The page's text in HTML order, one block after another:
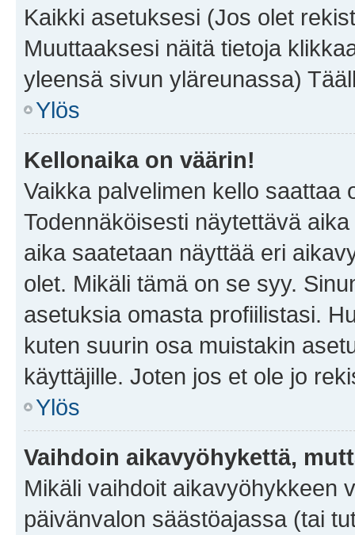
Kaikki asetuksesi (Jos olet
Muuttaaksesi näitä tietoja
yleensä sivun yläreunassa)
Ylös
Kellonaika on väärin!
Vaikka palvelimen kello saattaa
Todennäköisesti näytettävä
aika saatetaan näyttää eri
olet. Mikäli tämä on se syy.
asetuksia omasta profiilistasi.
kuten suurin osa muistakin
käyttäjille. Joten jos et ole jo
Ylös
Vaihdoin aikavyöhykettä,
Mikäli vaihdoit aikavyöhykkeen
päivänvalon säästöajassa (tai